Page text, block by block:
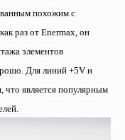
похожим с
раз от Enermax, он
элементов
Для линий +5V и
что является популярным